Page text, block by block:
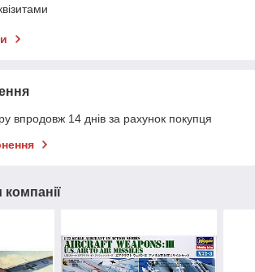
впродовж 14 днів за рахунок покупця
компанії